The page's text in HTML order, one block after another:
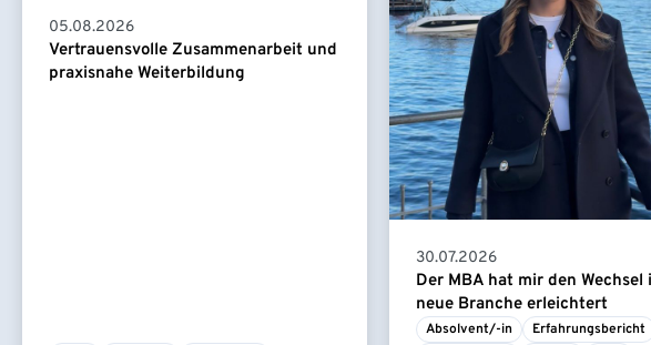
05.08.2026
Vertrauensvolle Zusammenarbeit und
praxisnahe Weiterbildung
30.07.2026
Der MBA hat mir den Wechsel
neue Branche erleichtert
Absolvent/-in
Erfahrungsbericht